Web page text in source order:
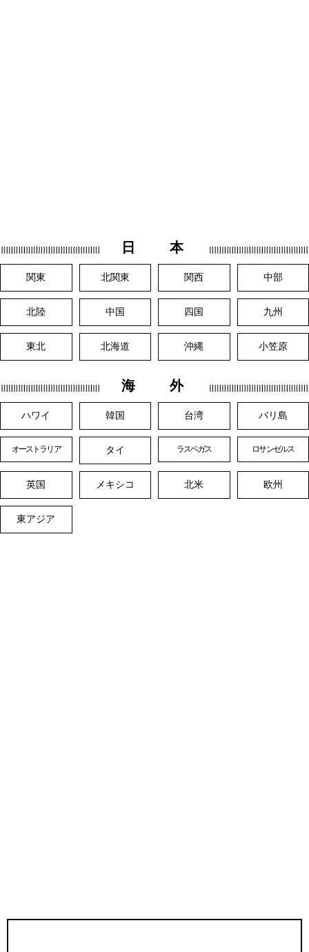
日 本
関東 北関東 関西 中部
北陸 中国 四国 九州
東北 北海道 沖縄 小笠原
海 外
ハワイ 韓国 台湾 バリ島
オーストラリア タイ ラスベガス ロサンゼルス
英国 メキシコ 北米 欧州
東アジア